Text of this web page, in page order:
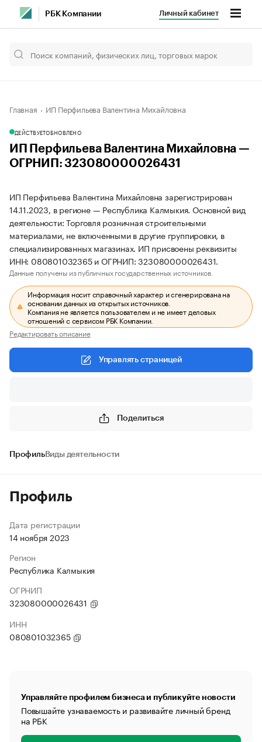
РБК Компании Личный кабинет
Главная ИП Перфильева Валентина Михайловна
ДЕЙСТВУЕТОБНОВЛЕНО
ИП Перфильева Валентина Михайловна —
ОГРНИП: 323080000026431
ИП Перфильева Валентина Михайловна зарегистрирован
14.11.2023, в регионе — Республика Калмыкия. Основной вид
деятельности: Торговля розничная строительными
материалами, не включенными в другие группировки, в
специализированных магазинах. ИП присвоены реквизиты
ИНН: 080801032365 и ОГРНИП: 323080000026431.
Данные получены из публичных государственных источников.
Информация носит справочный характер и сгенерирована на
основании данных из открытых источников.
Компания не является пользователем и не имеет деловых
отношений с сервисом РБК Компании.
Редактировать описание
Управлять страницей
Поделиться
ПрофильВиды деятельности
Профиль
Дата регистрации
14 ноября 2023
Регион
Республика Калмыкия
ОГРНИП
323080000026431
ИНН
080801032365
Управляйте профилем бизнеса и публикуйте новости
Повышайте узнаваемость и развивайте личный бренд
на РБК